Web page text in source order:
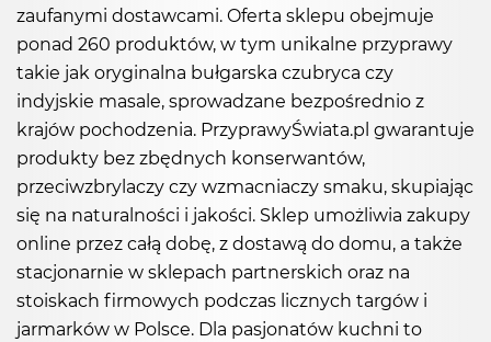
zaufanymi dostawcami. Oferta sklepu obejmuje
ponad 260 produktów, w tym unikalne przyprawy
takie jak oryginalna bułgarska czubryca czy
indyjskie masale, sprowadzane bezpośrednio z
krajów pochodzenia. PrzyprawyŚwiata.pl gwarantuje
produkty bez zbędnych konserwantów,
przeciwzbrylaczy czy wzmacniaczy smaku, skupiając
się na naturalności i jakości. Sklep umożliwia zakupy
online przez całą dobę, z dostawą do domu, a także
stacjonarnie w sklepach partnerskich oraz na
stoiskach firmowych podczas licznych targów i
jarmarków w Polsce. Dla pasjonatów kuchni to